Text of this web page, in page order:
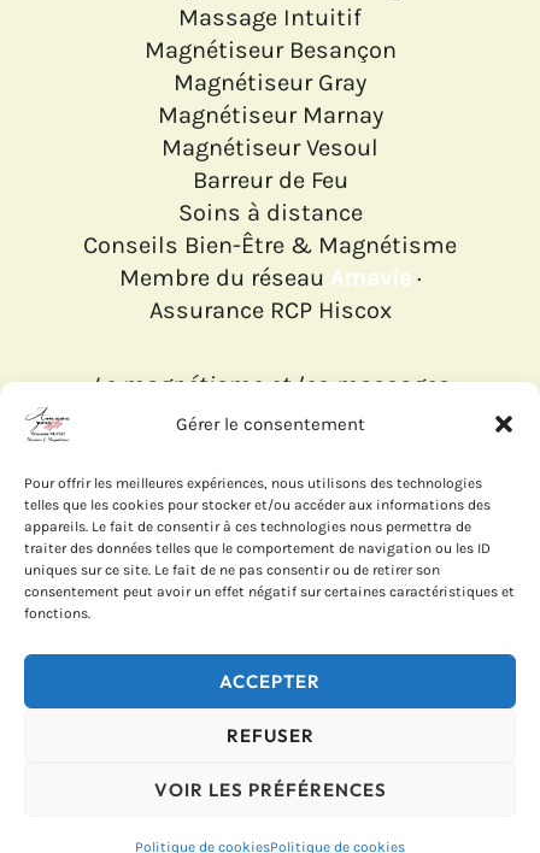
Gérer le consentement
Pour offrir les meilleures expériences, nous utilisons des technologies
telles que les cookies pour stocker et/ou accéder aux informations des
appareils. Le fait de consentir à ces technologies nous permettra de
traiter des données telles que le comportement de navigation ou les ID
uniques sur ce site. Le fait de ne pas consentir ou de retirer son
consentement peut avoir un effet négatif sur certaines caractéristiques et
fonctions.
ACCEPTER
REFUSER
VOIR LES PRÉFÉRENCES
Politique de cookiesPolitique de cookies
Massage Intuitif
Magnétiseur Besançon
Magnétiseur Gray
Magnétiseur Marnay
Magnétiseur Vesoul
Barreur de Feu
Soins à distance
Conseils Bien-Être & Magnétisme
Membre du réseau Amavie·
Assurance RCP Hiscox
Le magnétisme et les massages
interviennent en complément d'un
aucun cas un diagnostic ou un
traitement prescrit par un
professionnel de santé.
MENTIONS LÉGALES
© 2026 AMASA ZEN · SIRET :
53373082600047 · TVA non
applicable (Art. 293 B du CGI)
Médiation : CM2C